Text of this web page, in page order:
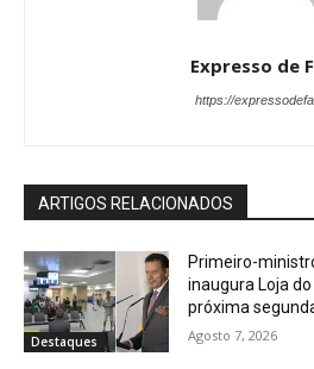
Expresso de
https://
ARTIGOS RELACIONADOS
Destaques
Primeiro-
inaugura Loja
próxima
Agosto 7, 2026